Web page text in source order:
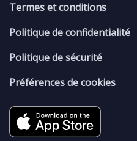
Termes et conditions
Politique de confidentialité
Politique de sécurité
Préférences de cookies